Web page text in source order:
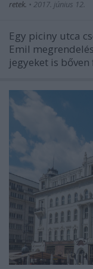
retek. • 2017. június 12.
Egy piciny utca
Emil
jegyeket is